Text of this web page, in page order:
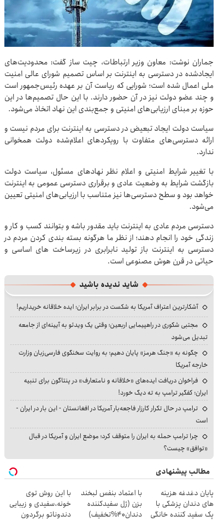
جماران نوشت: معاون وزیر ارتباطات، چیت ساز گفت: محدودیت‌های
ایجادشده در دسترسی به اینترنت بر اساس تصمیم شورای عالی امنیت
ملی اعمال شده است؛ شورایی که ریاست آن بر عهده رئیس‌جمهور است
و چند عضو دولت نیز در آن حضور دارند. با این حال تصمیم‌ها در این
حوزه بر مبنای ارزیابی‌های امنیتی و جمع‌بندی این نهاد اتخاذ می‌شود.
سیاست دولت ایجاد تبعیض در دسترسی به اینترنت برای مردم نیست و
ارائه دسترسی‌های متفاوت با رویکردهای اعلام‌شده دولت همخوانی
ندارد.
با تغییر شرایط امنیتی و اعلام نظر نهادهای مسئول، سیاست دولت
بازگشت شرایط به وضعیت عادی و برقراری دسترسی عمومی به اینترنت
خواهد بود و سطح دسترسی‌ها نیز متناسب با ارزیابی‌های امنیتی تعیین
می‌شود.
دسترسی مردم عادی به اینترنت باید مقدور باشه و بتوانند کسب و کار و
زندگی خود را انجام دهند؛ از نظر ما هرگونه بسته بندی کردن مردم در
دسترسی به اینترنت باز تولید نابرابری در زیرساخت های اساسی و
حیاتی در قرن هوش مصنوعی است.
شاید ندیده باشید
آشکارترین اعتراف آمریکا به شکست در برابر ایران؛ ایده خلاقانه خریداریم!
مجتبی شکوری در راهپیمایی اربعین؛ وقتی یک ویدئو به آیینه‌ای از جامعه
تبدیل می‌شود
چگونه به «جنگ هرمز» پایان دهیم؛ به روایت سخنگوی فارسی‌زبان وزارت
خارجه آمریکا
فراخوان دریافت ایده‌های «خلاقانه و نامتعارف» در پنتاگون برای تنبیه
ایران؛ کفگیر ترامپ به ته دیگ خورد!
ترامپ در حال تکرار کارزار فاجعه‌بار آمریکا در افغانستان - این بار در ایران -
است
چرا ترامپ حمله به ایران را متوقف کرد؛ موضع ایران و آمریکا در قبال
«توافق» چیست؟
مطالب پیشنهادی
پایان دغدغه هزینه
های دندان پزشکی با
پک سفید کننده خانگی
با اعتماد بنفس لبخند
بزن (ژل سفیدکننده
دندان40%تخفیف)
با این روش توی
خونه،سفیدی و زیبایی
دندوناتو برگردون